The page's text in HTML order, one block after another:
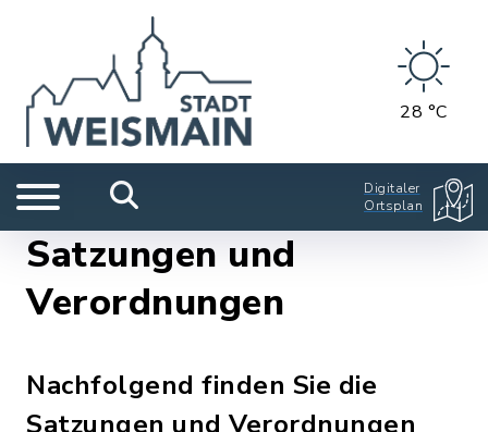
28 °C
Digitaler
Ortsplan
Satzungen und
Verordnungen
Nachfolgend finden Sie die
Satzungen und Verordnungen